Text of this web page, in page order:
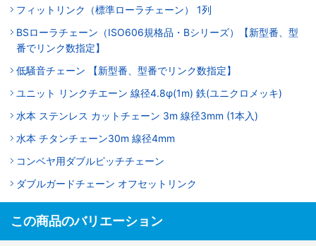
フィットリンク（標準ローラチェーン） 1列
BSローラチェーン（ISO606規格品・Bシリーズ）【新型番、型
番でリンク数指定】
低騒音チェーン 【新型番、型番でリンク数指定】
ユニット リンクチエーン 線径4.8φ(1m) 鉄(ユニクロメッキ)
水本 ステンレス カットチェーン 3m 線径3mm (1本入)
水本 チタンチェーン30m 線径4mm
コンベヤ用ダブルピッチチェーン
ダブルガードチェーン オフセットリンク
この商品のバリエーション